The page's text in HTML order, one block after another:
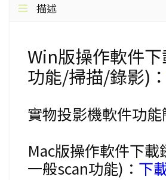
描述
Win版操作軟件
功能/掃描/錄影)：
實物投影機軟件功能
Mac版操作軟件下載
一般scan功能)： 下